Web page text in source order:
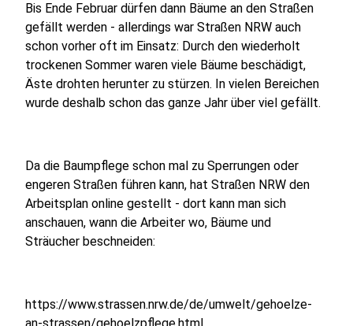
Bis Ende Februar dürfen dann Bäume an den Straßen
gefällt werden - allerdings war Straßen NRW auch
schon vorher oft im Einsatz: Durch den wiederholt
trockenen Sommer waren viele Bäume beschädigt,
Äste drohten herunter zu stürzen. In vielen Bereichen
wurde deshalb schon das ganze Jahr über viel gefällt.
Da die Baumpflege schon mal zu Sperrungen oder
engeren Straßen führen kann, hat Straßen NRW den
Arbeitsplan online gestellt - dort kann man sich
anschauen, wann die Arbeiter wo, Bäume und
Sträucher beschneiden:
https://www.strassen.nrw.de/de/umwelt/gehoelze-